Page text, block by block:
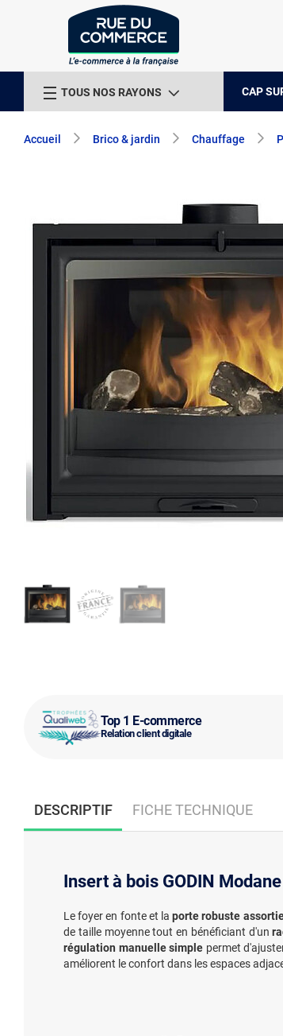
TOUS NOS RAYONS CAP
Accueil Brico & jardin Chauffage
Top 1 E-commerce
Relation client digitale
DESCRIPTIF FICHE TECHNIQUE
Insert à bois GODIN
Le foyer en fonte et laporte robuste
de taille moyenne tout en bénéficiant d'un
régulation manuelle simple permet
améliorent le confort dans les espaces